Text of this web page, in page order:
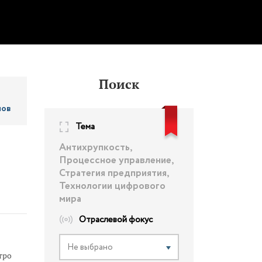
Поиск
Тема
Антихрупкость,
Процессное управление,
Стратегия предприятия,
Технологии цифрового
мира
Отраслевой фокус
Не выбрано